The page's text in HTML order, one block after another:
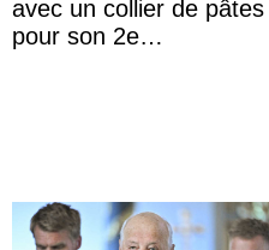
avec un collier de pâtes
pour son 2e